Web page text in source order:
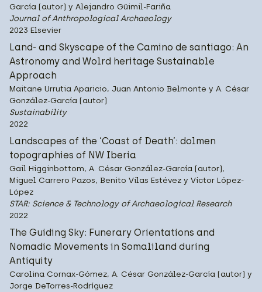
García (autor) y Alejandro Güimil-Fariña
Journal of Anthropological Archaeology
2023 Elsevier
Land- and Skyscape of the Camino de santiago: An
Astronomy and Wolrd heritage Sustainable
Approach
Maitane Urrutia Aparicio, Juan Antonio Belmonte y A. César
González-García (autor)
Sustainability
2022
Landscapes of the ‘Coast of Death’: dolmen
topographies of NW Iberia
Gail Higginbottom, A. César González-García (autor),
Miguel Carrero Pazos, Benito Vilas Estévez y Víctor López-
López
STAR: Science & Technology of Archaeological Research
2022
The Guiding Sky: Funerary Orientations and
Nomadic Movements in Somaliland during
Antiquity
Carolina Cornax-Gómez, A. César González-García (autor) y
Jorge DeTorres-Rodríguez